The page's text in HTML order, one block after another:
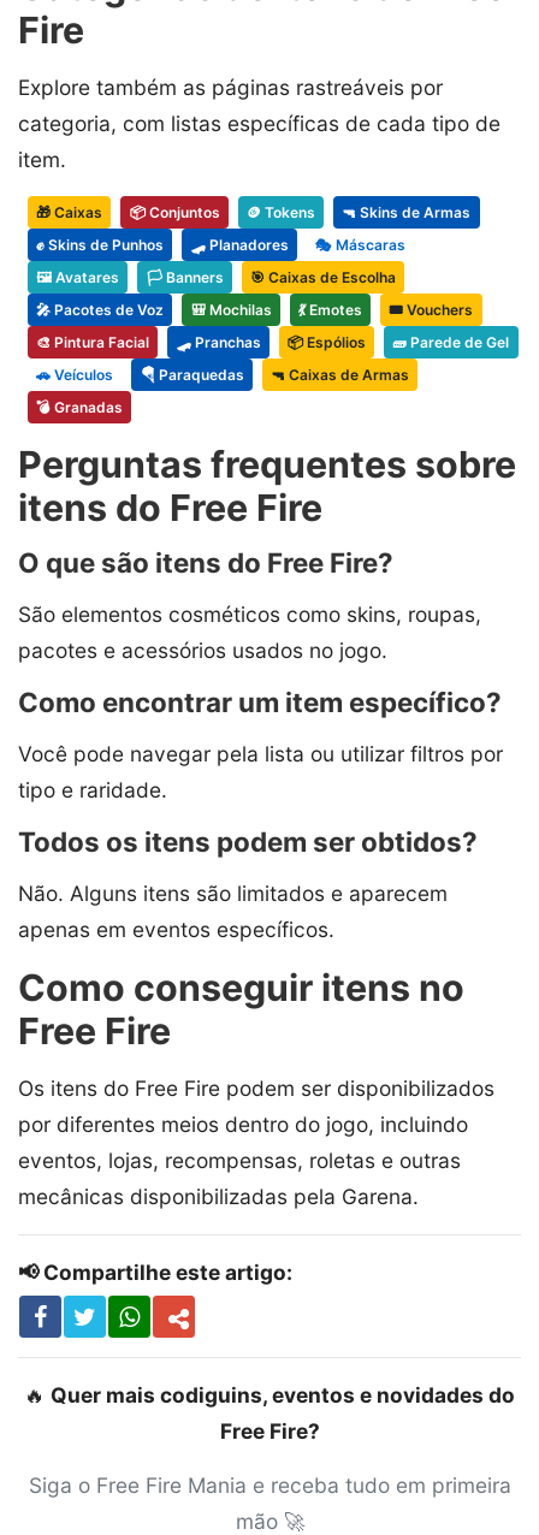
Fire
Explore também as páginas rastreáveis por
categoria, com listas específicas de cada tipo de
item.
🎁 Caixas 📦 Conjuntos 🪙 Tokens
🔫 Skins de Armas
✊ Skins de Punhos
🛹 Planadores
🎭 Máscaras
🖼️ Avatares
🏳️ Banners
🎯 Caixas de Escolha
🎤 Pacotes de Voz
🎒 Mochilas 💃 Emotes
🎟️ Vouchers
🎨 Pintura Facial
🛹 Pranchas 📦 Espólios
🧱 Parede de Gel
🚗 Veículos
🪂 Paraquedas
🔫 Caixas de Armas
💣 Granadas
Perguntas frequentes sobre
itens do Free Fire
O que são itens do Free Fire?
São elementos cosméticos como skins, roupas,
pacotes e acessórios usados no jogo.
Como encontrar um item específico?
Você pode navegar pela lista ou utilizar filtros por
tipo e raridade.
Todos os itens podem ser obtidos?
Não. Alguns itens são limitados e aparecem
apenas em eventos específicos.
Como conseguir itens no
Free Fire
Os itens do Free Fire podem ser disponibilizados
por diferentes meios dentro do jogo, incluindo
eventos, lojas, recompensas, roletas e outras
mecânicas disponibilizadas pela Garena.
📢 Compartilhe este artigo:
🔥 Quer mais codiguins, eventos e novidades do
Free Fire?
Siga o Free Fire Mania e receba tudo em primeira
mão 🚀